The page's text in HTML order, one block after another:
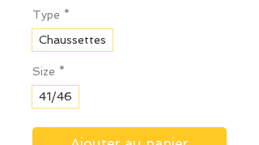
Type *
Chaussettes
Size *
41/46